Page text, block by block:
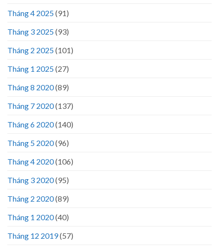
Tháng 4 2025(91)
Tháng 3 2025(93)
Tháng 2 2025(101)
Tháng 1 2025(27)
Tháng 8 2020(89)
Tháng 7 2020(137)
Tháng 6 2020(140)
Tháng 5 2020(96)
Tháng 4 2020(106)
Tháng 3 2020(95)
Tháng 2 2020(89)
Tháng 1 2020(40)
Tháng 12 2019(57)